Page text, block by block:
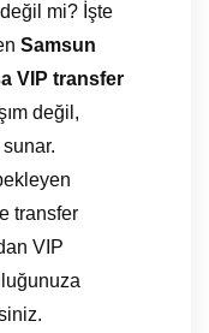
mi? İşte
Samsun
VIP transfer
değil,
transfer
VIP